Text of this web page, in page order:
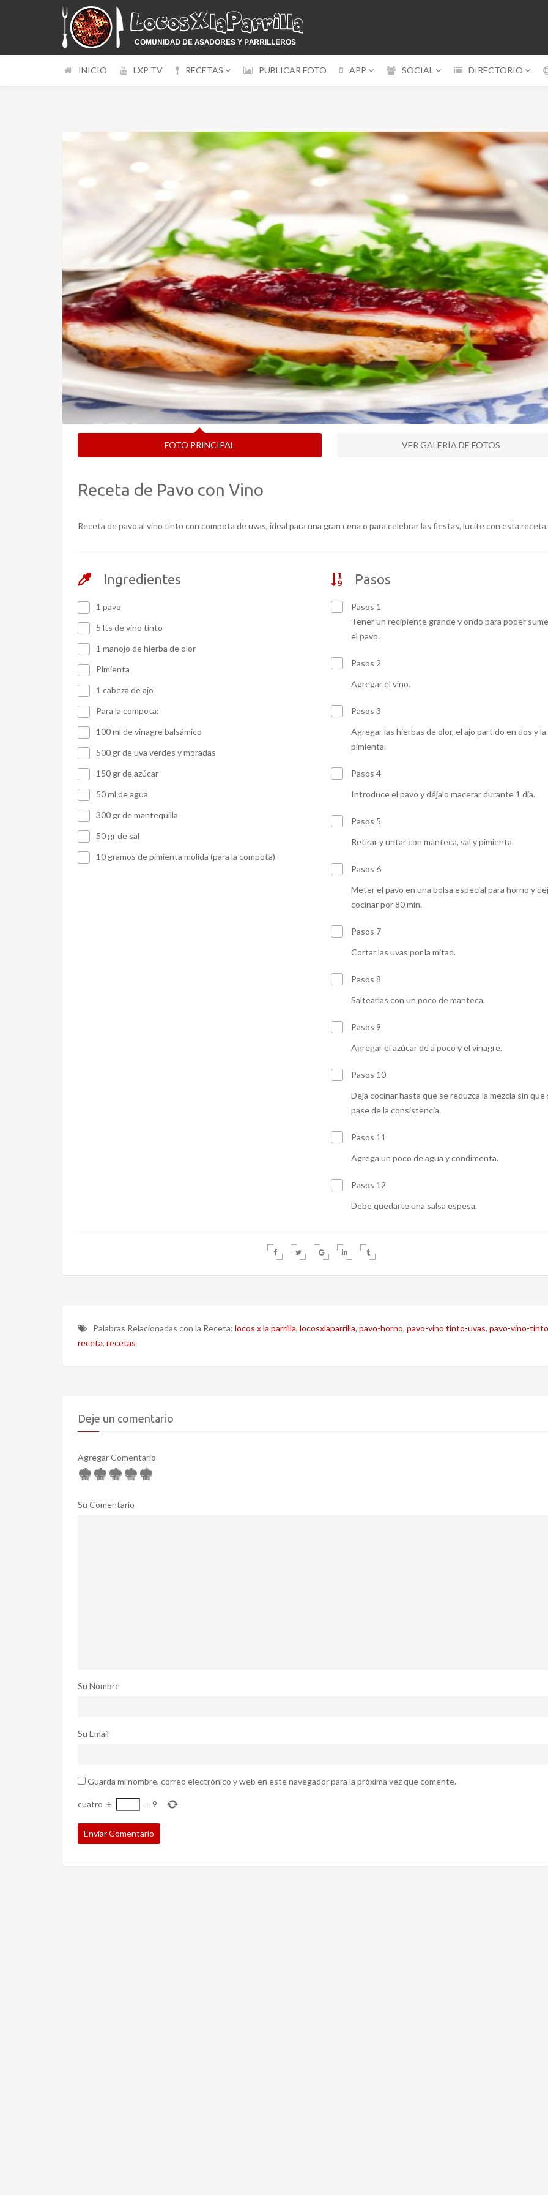
INICIO LXP TV RECETAS PUBLICAR FOTO APP SOCIAL DIRECTORIO
FOTO PRINCIPAL VER GALERÍA DE FOTOS
Receta de Pavo con Vino
Receta de pavo al vino tinto con compota de uvas, ideal para una gran cena o para celebrar las fiestas, lucite con esta receta.
Ingredientes
1 pavo
5 lts de vino tinto
1 manojo de hierba de olor
Pimienta
1 cabeza de ajo
Para la compota:
100 ml de vinagre balsámico
500 gr de uva verdes y moradas
150 gr de azúcar
50 ml de agua
300 gr de mantequilla
50 gr de sal
10 gramos de pimienta molida (para la compota)
Pasos
Pasos 1
Tener un recipiente grande y ondo para poder
el pavo.
Pasos 2
Agregar el vino.
Pasos 3
Agregar las hierbas de olor, el ajo partido en dos y la
pimienta.
Pasos 4
Introduce el pavo y déjalo macerar durante 1 día.
Pasos 5
Retirar y untar con manteca, sal y pimienta.
Pasos 6
Meter el pavo en una bolsa especial para horno y
cocinar por 80 min.
Pasos 7
Cortar las uvas por la mitad.
Pasos 8
Saltearlas con un poco de manteca.
Pasos 9
Agregar el azúcar de a poco y el vinagre.
Pasos 10
Deja cocinar hasta que se reduzca la mezcla sin que
pase de la consistencia.
Pasos 11
Agrega un poco de agua y condimenta.
Pasos 12
Debe quedarte una salsa espesa.
Palabras Relacionadas con la Receta: locos x la parrilla, locosxlaparrilla, pavo-horno, pavo-vino tinto-uvas, pavo-vino-tinto
receta, recetas
Deje un comentario
Agregar Comentario
Su Comentario
Su Nombre
Su Email
Guarda mi nombre, correo electrónico y web en este navegador para la próxima vez que comente.
cuatro + = 9